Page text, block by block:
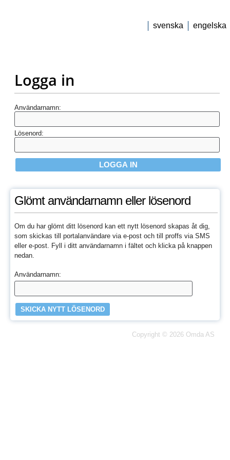
engelska
svenska
Logga in
Användarnamn:
Lösenord:
Glömt användarnamn eller lösenord
Om du har glömt ditt lösenord kan ett nytt lösenord skapas åt dig,
som skickas till portalanvändare via e-post och till proffs via SMS
eller e-post. Fyll i ditt användarnamn i fältet och klicka på knappen
nedan.
Användarnamn:
Copyright © 2026 Omda AS